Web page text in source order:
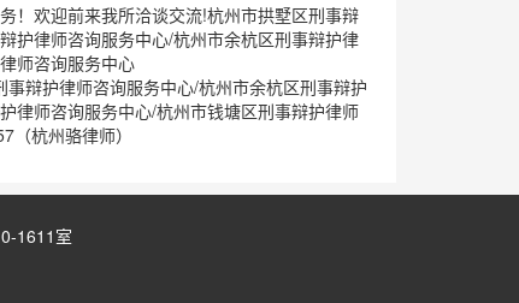
！欢迎前来我所洽谈交流!杭州市拱墅区刑事辩
护律师咨询服务中心/杭州市余杭区刑事辩护律
师咨询服务中心
护律师咨询服务中心/杭州市余杭区刑事辩护
律师咨询服务中心/杭州市钱塘区刑事辩护律师
杭州骆律师）
1611室